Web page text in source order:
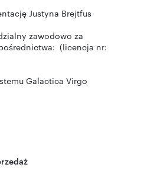
Justyna Brejtfus
zawodowo za
(licencja nr:
Galactica Virgo